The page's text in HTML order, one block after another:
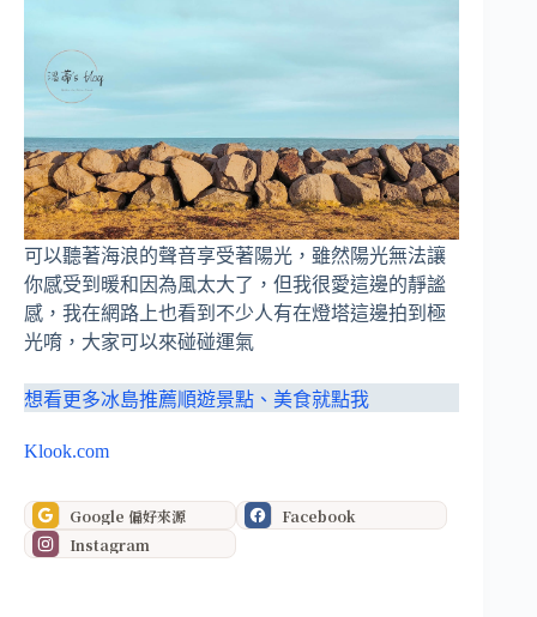
可以聽著海浪的聲音享受著陽光，雖然陽光無法讓
你感受到暖和因為風太大了，但我很愛這邊的靜謐
感，我在網路上也看到不少人有在燈塔這邊拍到極
光唷，大家可以來碰碰運氣
想看更多冰島推薦順遊景點、美食就點我
Klook.com
Google 偏好來源
Facebook
Instagram